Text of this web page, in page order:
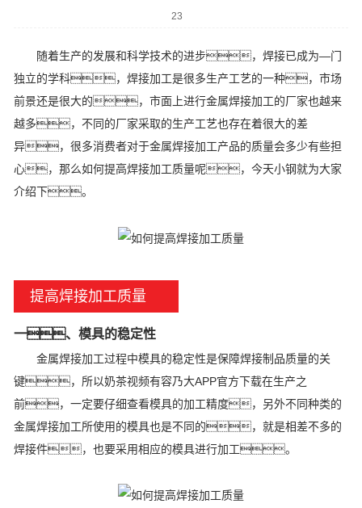
23
随着生产的发展和科学技术的进步，焊接已成为—门
独立的学科，焊接加工是很多生产工艺的一种，市场
前景还是很大的，市面上进行金属焊接加工的厂家也越来
越多，不同的厂家采取的生产工艺也存在着很大的差
异，很多消费者对于金属焊接加工产品的质量会多少有些担
心，那么如何提高焊接加工质量呢，今天小钢就为大家
介绍下。
提高焊接加工质量
一、模具的稳定性
金属焊接加工过程中模具的稳定性是保障焊接制品质量的关
键，所以奶茶视频有容乃大APP官方下载在生产之
前，一定要仔细查看模具的加工精度，另外不同种类的
金属焊接加工所使用的模具也是不同的，就是相差不多的
焊接件，也要采用相应的模具进行加工。